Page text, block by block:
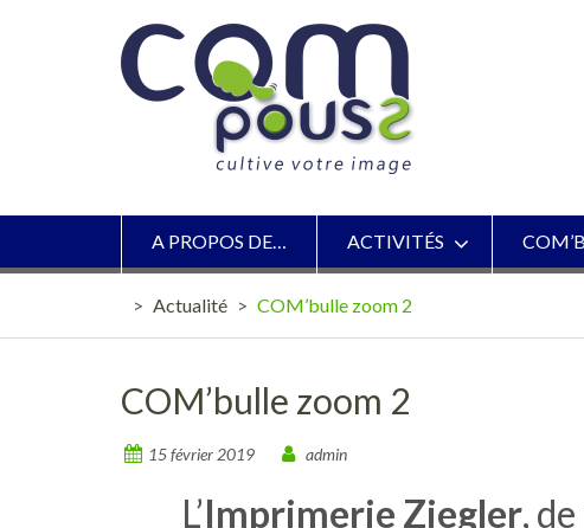
A PROPOS DE… ACTIVITÉS
> Actualité > COM’bulle zoom 2
COM’bulle zoom 2
15 février 2019 admin
L’Imprimerie Ziegler,